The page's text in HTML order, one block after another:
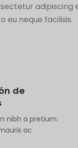
adipiscing
eu neque facilisis.
de
nibh a pretium.
ac